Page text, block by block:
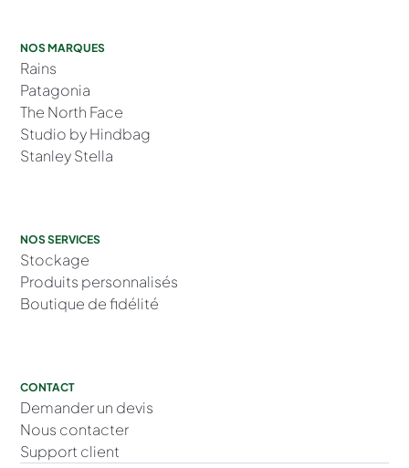
NOS MARQUES
Rains
Patagonia
The North Face
Studio by Hindbag
Stanley Stella
NOS SERVICES
Stockage
Produits personnalisés
Boutique de fidélité
CONTACT
Demander un devis
Nous contacter
Support client